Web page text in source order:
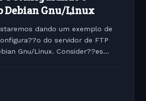
Debian Gnu/Linux
dando um exemplo de
do servidor de FTP
Gnu/Linux. Consider??es
III 500...